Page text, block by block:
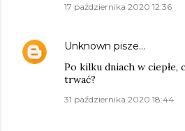
17 października 2020 12:36
Unknown pisze…
Po kilku dniach w ciepłe,
trwać?
31 października 2020 18:44